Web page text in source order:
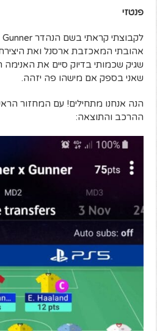
פנטזי
אהובתי המאכזבת ארסנל ואת
שאני בספק אם מישהו פה יזהה.
הנה אנחנו מתחילים! עם המחזור
ההרכב והתוצאה: